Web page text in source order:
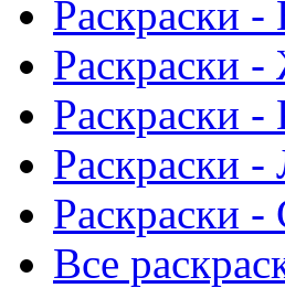
Раскраски -
Раскраски
Раскраски -
Раскраски
Раскраски -
Все